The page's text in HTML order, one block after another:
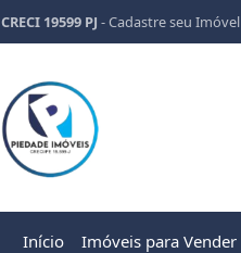
CRECI 19599 PJ -Cadastre seu Imóvel
Início Imóveis para Vender